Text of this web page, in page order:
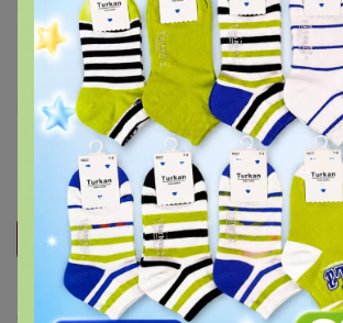
1 14
Мужская футболка T-SWEATER
580р
Размер
1 участник считает, что размер —
M L XL 2XL 3XL
Делая заказ, Вы подтверждаете что